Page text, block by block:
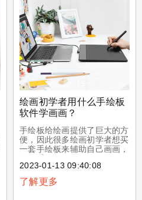
绘画初学者用什么手绘板
软件学画画？
手绘板给绘画提供了巨大的方
便，因此很多绘画初学者想买
一套手绘板来辅助自己画画，
些绘画软件提供支持，
XPPen提供了4个手绘板常用
软件供初学者参考：1、
2023-01-13 09:40:08
了解更多